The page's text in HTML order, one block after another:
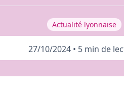
Actualité lyonnaise
27/10/2024 • 5 min de